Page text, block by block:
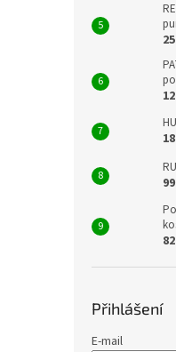
Přihlášení
E-mail